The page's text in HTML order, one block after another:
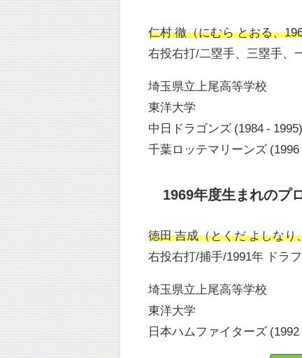
仁村 徹（にむら とおる、
右投右打/二塁手、三塁手、
埼玉県立上尾高等学校
東洋大学
中日ドラゴンズ (1984 - 1995)
千葉ロッテマリーンズ (1996
1969年度生まれのプ
徳田 吉成（とくだ よしなり
右投右打/捕手/1991年 ドラ
埼玉県立上尾高等学校
東洋大学
日本ハムファイターズ (1992